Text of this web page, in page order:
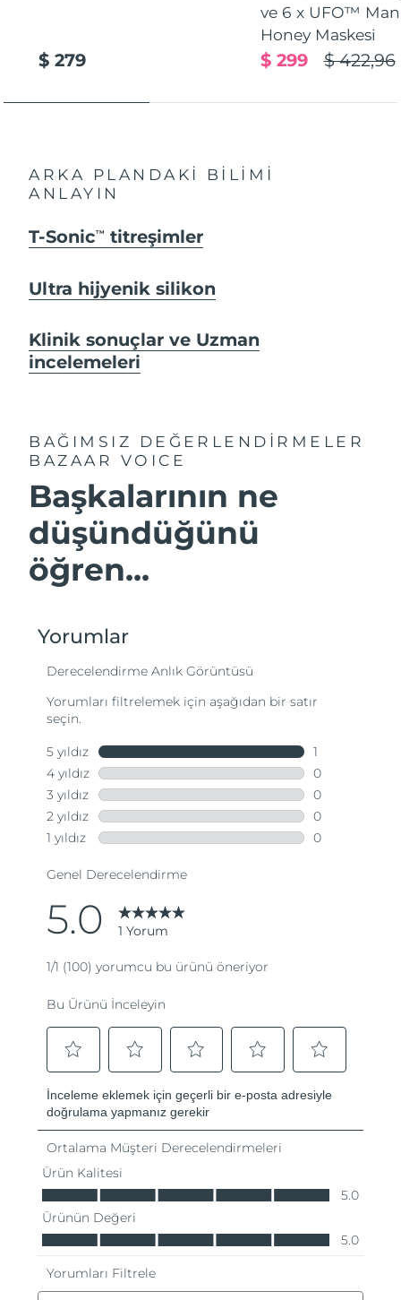
$ 279
ve 6 x UFO™
Honey Maskesi
$ 422,96
$ 299
ARKA PLANDAKİ BİLİMİ
ANLAYIN
T-SonicTM titreşimler
Ultra hijyenik silikon
Klinik sonuçlar ve Uzman
incelemeleri
BAĞIMSIZ DEĞERLENDİRMELER
BAZAAR VOICE
Başkalarının ne
düşündüğünü
öğren...